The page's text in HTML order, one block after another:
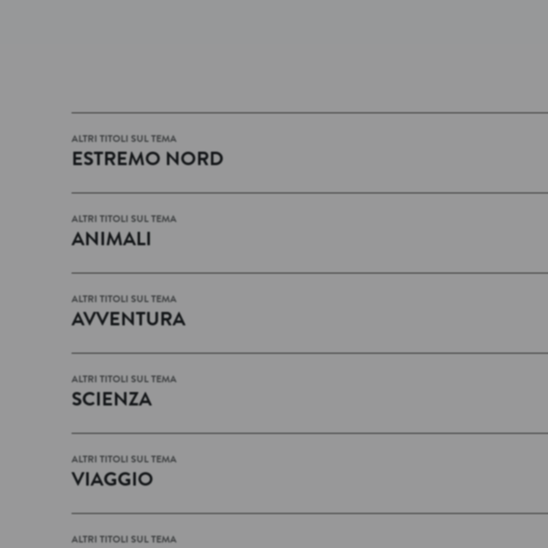
ALTRI TITOLI SUL TEMA
ESTREMO NORD
ALTRI TITOLI SUL TEMA
ANIMALI
ALTRI TITOLI SUL TEMA
AVVENTURA
ALTRI TITOLI SUL TEMA
SCIENZA
ALTRI TITOLI SUL TEMA
VIAGGIO
ALTRI TITOLI SUL TEMA